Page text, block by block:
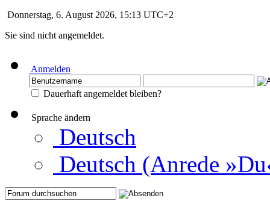
Donnerstag, 6. August 2026, 15:13 UTC+2
Sie sind nicht angemeldet.
Anmelden
Dauerhaft angemeldet bleiben?
Sprache ändern
Deutsch
Deutsch (Anrede